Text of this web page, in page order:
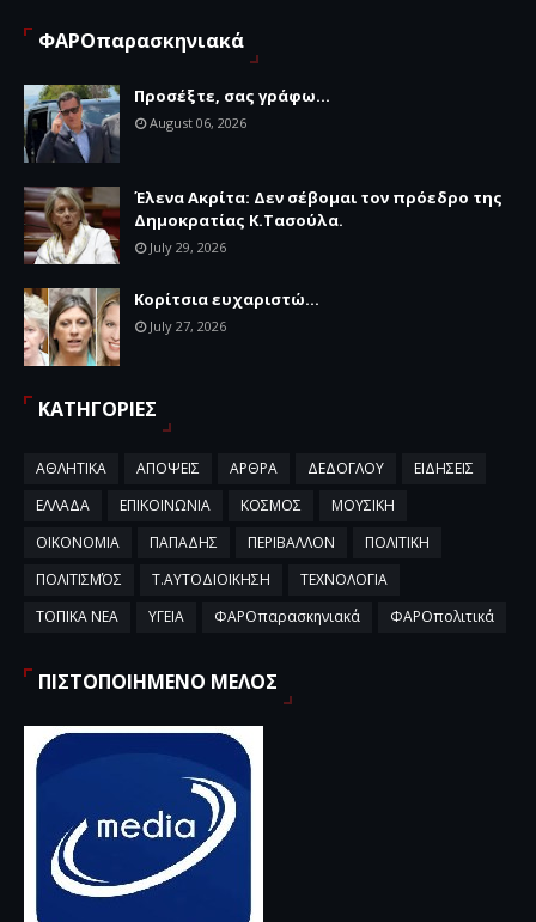
ΦΑΡΟπαρασκηνιακά
Προσέξτε, σας γράφω...
August 06, 2026
Έλενα Ακρίτα: Δεν σέβομαι τον πρόεδρο της
Δημοκρατίας Κ.Τασούλα.
July 29, 2026
Κορίτσια ευχαριστώ...
July 27, 2026
ΚΑΤΗΓΟΡΙΕΣ
ΑΘΛΗΤΙΚΑ ΑΠΟΨΕΙΣ ΑΡΘΡΑ ΔΕΔΟΓΛΟΥ
ΕΙΔΗΣΕΙΣ
ΕΛΛΑΔΑ
ΕΠΙΚΟΙΝΩΝΙΑ ΚΟΣΜΟΣ
ΜΟΥΣΙΚΗ
ΟΙΚΟΝΟΜΙΑ
ΠΑΠΑΔΗΣ ΠΕΡΙΒΑΛΛΟΝ
ΠΟΛΙΤΙΚΗ
ΠΟΛΙΤΙΣΜΌΣ
Τ.ΑΥΤΟΔΙΟΙΚΗΣΗ
ΤΕΧΝΟΛΟΓΙΑ
ΤΟΠΙΚΑ ΝΕΑ
ΥΓΕΙΑ ΦΑΡΟπαρασκηνιακά ΦΑΡΟπολιτικά
ΠΙΣΤΟΠΟΙΗΜΕΝΟ ΜΕΛΟΣ